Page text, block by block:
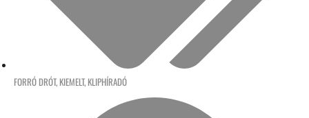
FORRÓ DRÓT, KIEMELT, KLIPHÍRADÓ